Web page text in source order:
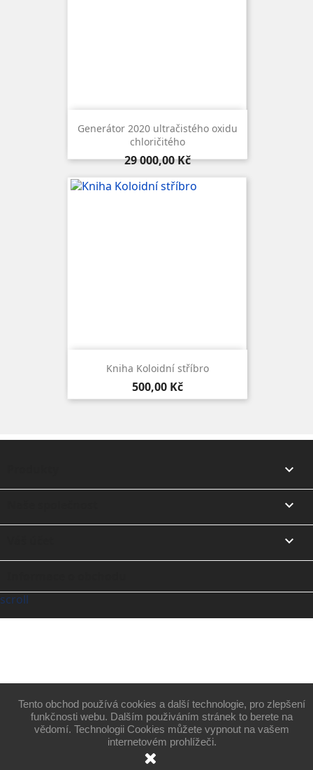
Generátor 2020 ultračistého oxidu
chloričitého
Cena
29 000,00 Kč
Kniha Koloidní stříbro
Cena
500,00 Kč



scroll
Tento obchod používá cookies a další technologie, pro zlepšení
funkčnosti webu. Dalším použiváním stránek to berete na
vědomí. Technologii Cookies můžete vypnout na vašem
internetovém prohlížeči.